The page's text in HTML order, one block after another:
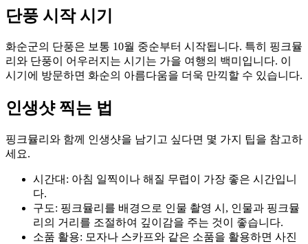
단풍 시작 시기
화순군의 단풍은 보통 10월 중순부터 시작됩니다. 특히 핑크뮬
리와 단풍이 어우러지는 시기는 가을 여행의 백미입니다. 이
시기에 방문하면 화순의 아름다움을 더욱 만끽할 수 있습니다.
인생샷 찍는 법
핑크뮬리와 함께 인생샷을 남기고 싶다면 몇 가지 팁을 참고하
세요.
시간대: 아침 일찍이나 해질 무렵이 가장 좋은 시간입니
다.
구도: 핑크뮬리를 배경으로 인물 촬영 시, 인물과 핑크뮬
리의 거리를 조절하여 깊이감을 주는 것이 좋습니다.
소품 활용: 모자나 스카프와 같은 소품을 활용하면 사진